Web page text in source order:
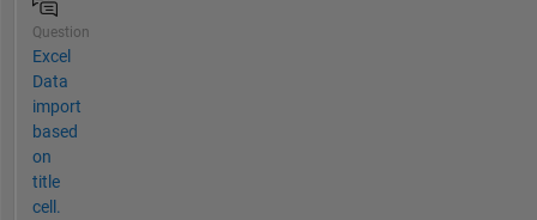
Question
Excel
Data
import
based
on
title
cell.